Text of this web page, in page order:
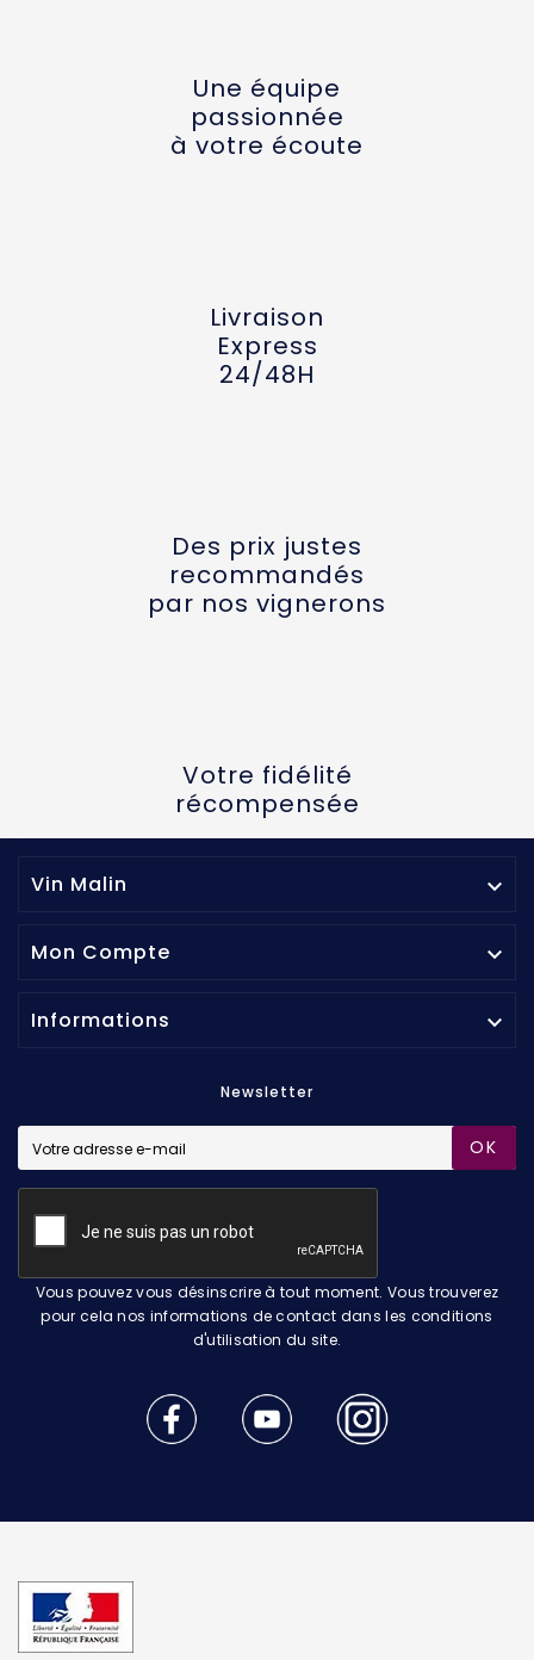
Une équipe
passionnée
à votre écoute
Livraison
Express
24/48H
Des prix justes
recommandés
par nos vignerons
Votre fidélité
récompensée
Vin Malin 
Mon Compte 
Informations 
Newsletter
OK
Vous pouvez vous désinscrire à tout moment. Vous trouverez
pour cela nos informations de contact dans les conditions
d'utilisation du site.